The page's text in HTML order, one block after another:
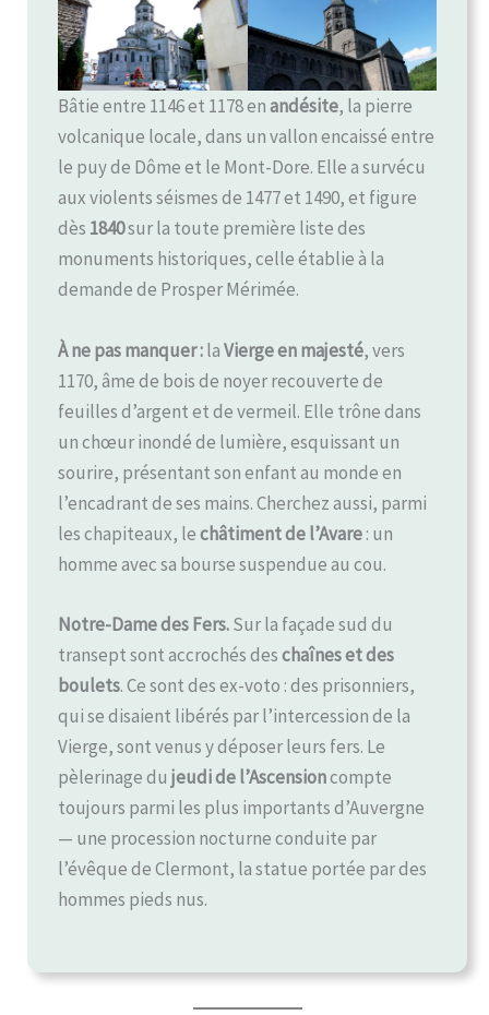
Bâtie entre 1146 et 1178 enandésite, la pierre
volcanique locale, dans un vallon encaissé entre
le puy de Dôme et le Mont-Dore. Elle a survécu
aux violents séismes de 1477 et 1490, et figure
dès 1840sur la toute première liste des
monuments historiques, celle établie à la
demande de Prosper Mérimée.
À ne pas manquer :laVierge en majesté, vers
1170, âme de bois de noyer recouverte de
feuilles d’argent et de vermeil. Elle trône dans
un chœur inondé de lumière, esquissant un
sourire, présentant son enfant au monde en
l’encadrant de ses mains. Cherchez aussi, parmi
les chapiteaux, lechâtiment de l’Avare: un
homme avec sa bourse suspendue au cou.
Notre-Dame des Fers.Sur la façade sud du
transept sont accrochés deschaînes et des
boulets. Ce sont des ex-voto : des prisonniers,
qui se disaient libérés par l’intercession de la
Vierge, sont venus y déposer leurs fers. Le
pèlerinage du jeudi de l’Ascensioncompte
toujours parmi les plus importants d’Auvergne
— une procession nocturne conduite par
l’évêque de Clermont, la statue portée par des
hommes pieds nus.